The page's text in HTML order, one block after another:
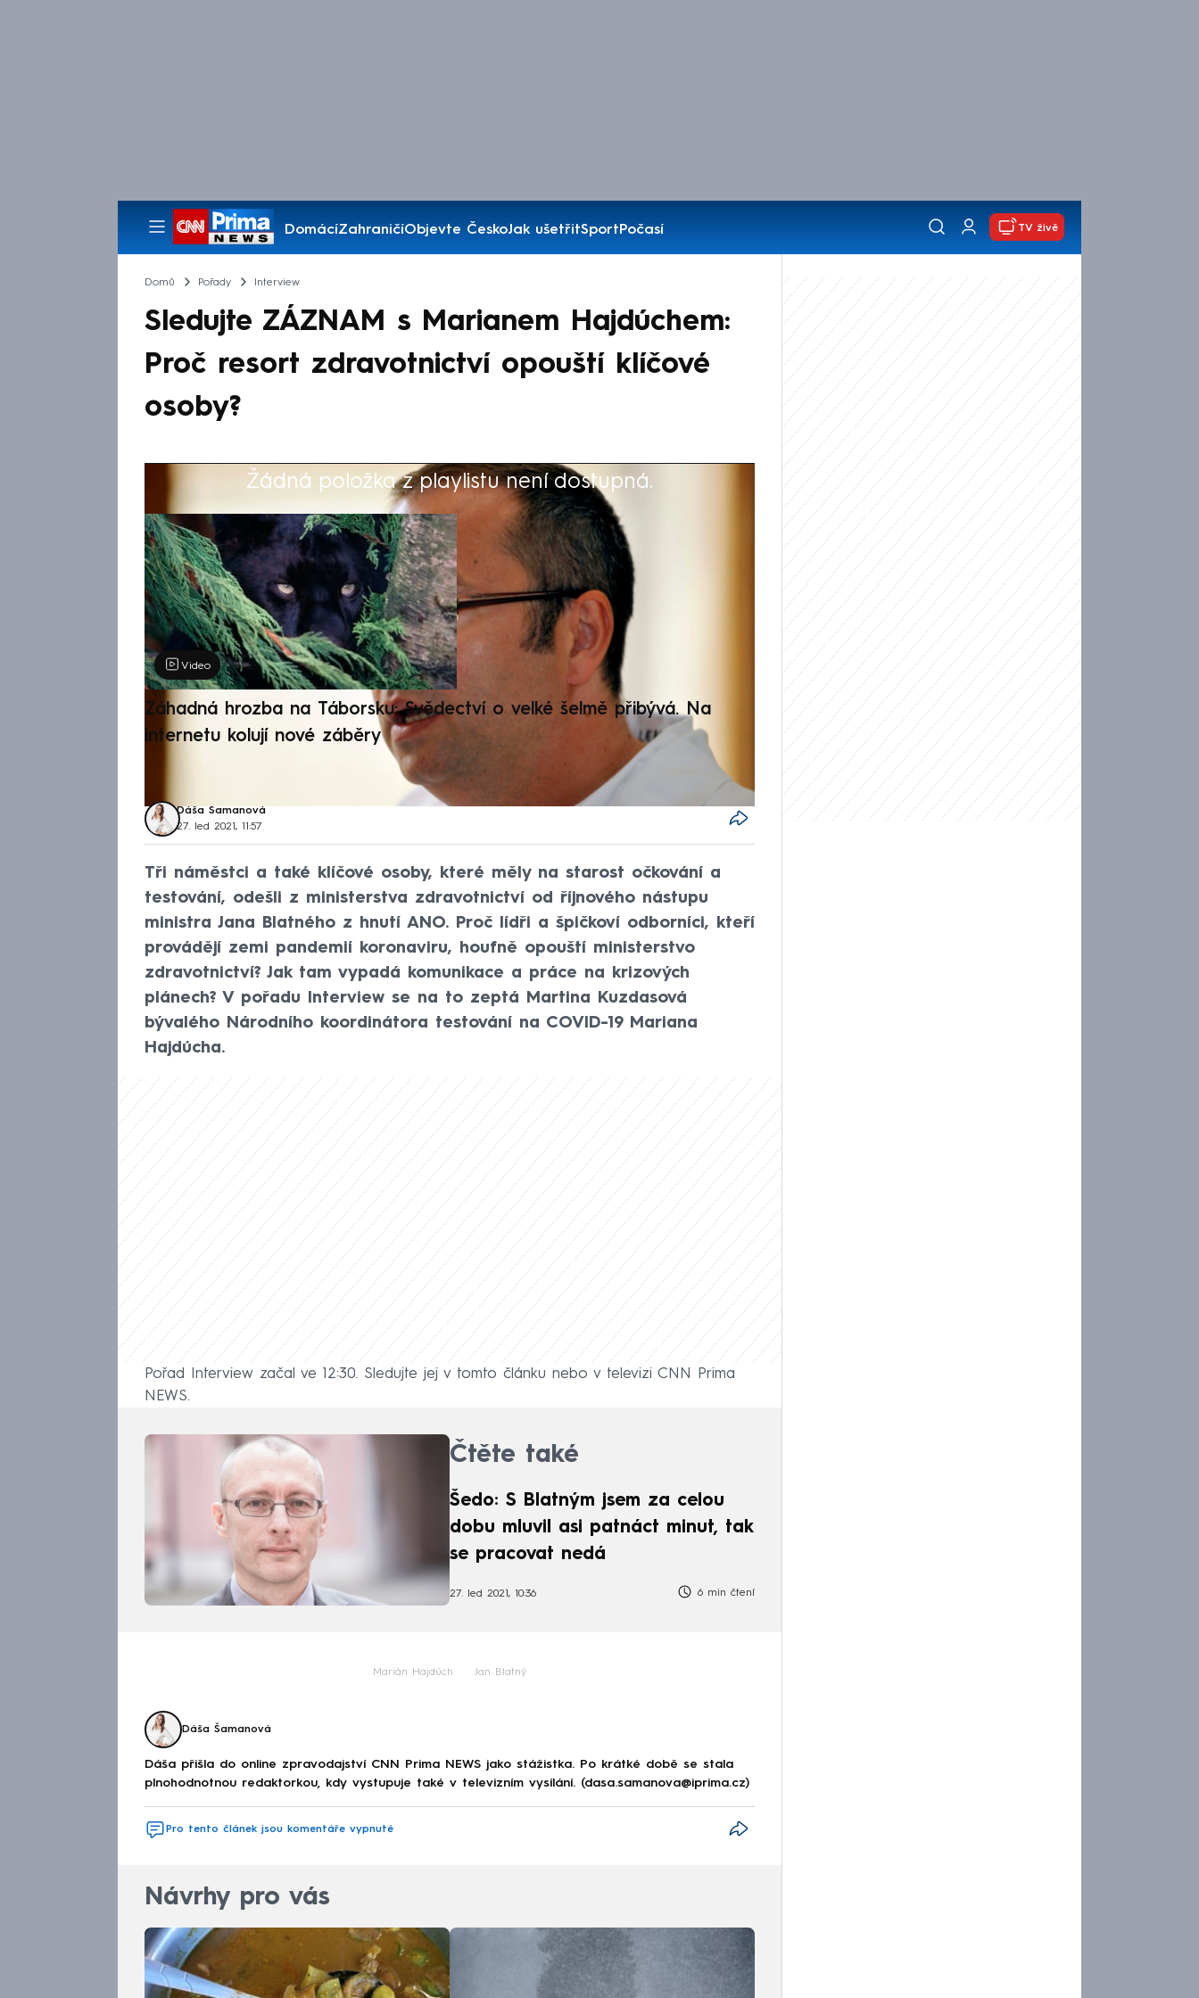
DomácíZahraničíObjevte ČeskoJak ušetřitSportPočasí
Pořady
TV živě
Domů Pořady Interview
Sledujte ZÁZNAM s Marianem Hajdúchem:
Proč resort zdravotnictví opouští klíčové
osoby?
Žádná položka z playlistu není dostupná.
Výběr redakce
Video
Záhadná hrozba na Táborsku: Svědectví o velké šelmě přibývá. Na
internetu kolují nové záběry
Dáša Šamanová
27. led 2021, 11:57
Tři náměstci a také klíčové osoby, které měly na starost očkování a
testování, odešli z ministerstva zdravotnictví od říjnového nástupu
ministra Jana Blatného z hnutí ANO. Proč lídři a špičkoví odborníci, kteří
provádějí zemi pandemií koronaviru, houfně opouští ministerstvo
zdravotnictví? Jak tam vypadá komunikace a práce na krizových
plánech? V pořadu Interview se na to zeptá Martina Kuzdasová
bývalého Národního koordinátora testování na COVID-19 Mariana
Hajdúcha.
Pořad Interview začal ve 12:30. Sledujte jej v tomto článku nebo v televizi CNN Prima
NEWS.
Čtěte také
Šedo: S Blatným jsem za celou
dobu mluvil asi patnáct minut, tak
se pracovat nedá
27. led 2021, 10:36 6 min čtení
Marián Hajdúch Jan Blatný
Dáša Šamanová
Dáša přišla do online zpravodajství CNN Prima NEWS jako stážistka. Po krátké době se stala
plnohodnotnou redaktorkou, kdy vystupuje také v televizním vysílání. (dasa.samanova@iprima.cz)
Pro tento článek jsou komentáře vypnuté
Návrhy pro vás